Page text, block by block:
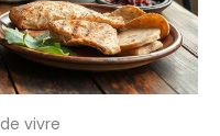
vivre